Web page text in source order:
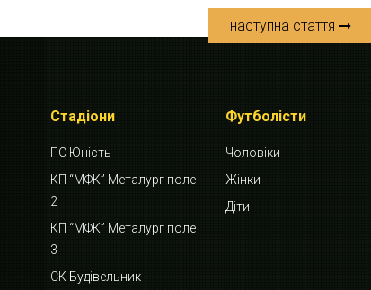
наступна стаття
Стадіони
ПС Юність
КП “МФК” Металург поле
2
КП “МФК” Металург поле
3
СК Будівельник
Футболісти
Чоловіки
Жінки
Діти